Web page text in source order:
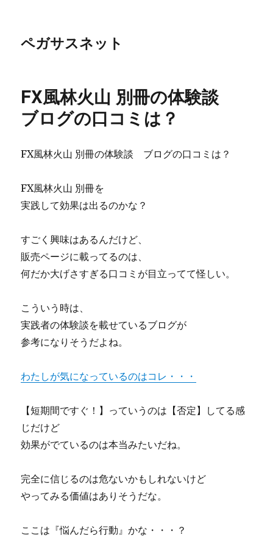
ペガサスネット
FX風林火山 別冊の体験談
ブログの口コミは？
FX風林火山 別冊の体験談 ブログの口コミは？
FX風林火山 別冊を
実践して効果は出るのかな？
すごく興味はあるんだけど、
販売ページに載ってるのは、
何だか大げさすぎる口コミが目立ってて怪しい。
こういう時は、
実践者の体験談を載せているブログが
参考になりそうだよね。
わたしが気になっているのはコレ・・・
【短期間ですぐ！】っていうのは【否定】してる感
じだけど
効果がでているのは本当みたいだね。
完全に信じるのは危ないかもしれないけど
やってみる価値はありそうだな。
ここは『悩んだら行動』かな・・・？